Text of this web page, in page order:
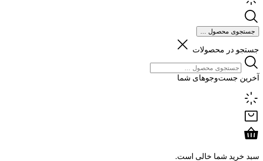
جستجوی محصول ...
جستجو در محصولات
آخرین جست‌وجوهای شما
سبد خرید شما خالی است.